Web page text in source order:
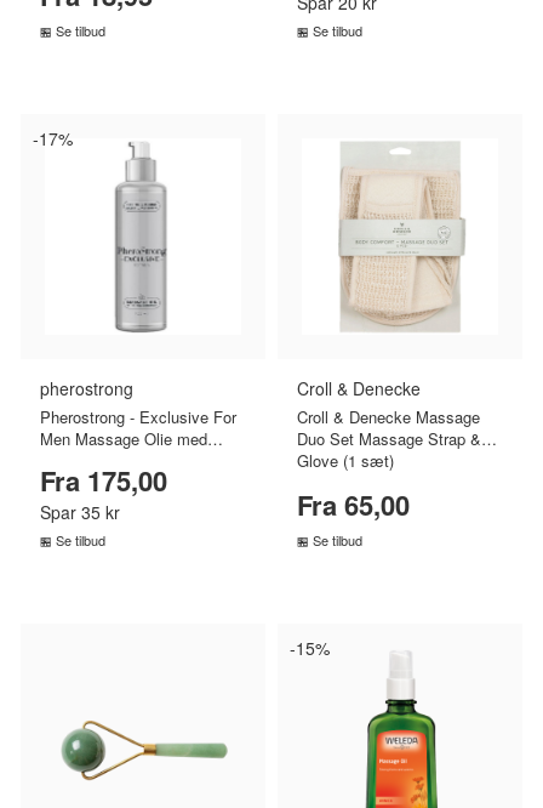
Se tilbud Se tilbud
-17%
pherostrong
Pherostrong - Exclusive For
Men Massage Olie med
Fra 175,00
Spar 35 kr
Se tilbud
Croll & Denecke
Croll & Denecke Massage
Duo Set Massage Strap &
Glove (1 sæt)
Fra 65,00
Se tilbud
-15%